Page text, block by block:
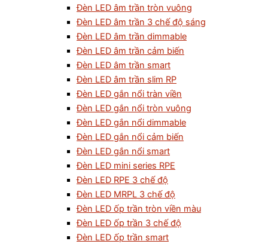
Đèn LED âm trần tròn vuông
Đèn LED âm trần 3 chế độ sáng
Đèn LED âm trần dimmable
Đèn LED âm trần cảm biến
Đèn LED âm trần smart
Đèn LED âm trần slim RP
Đèn LED gắn nổi tràn viền
Đèn LED gắn nổi tròn vuông
Đèn LED gắn nổi dimmable
Đèn LED gắn nổi cảm biến
Đèn LED gắn nổi smart
Đèn LED mini series RPE
Đèn LED RPE 3 chế độ
Đèn LED MRPL 3 chế độ
Đèn LED ốp trần tròn viền màu
Đèn LED ốp trần 3 chế độ
Đèn LED ốp trần smart